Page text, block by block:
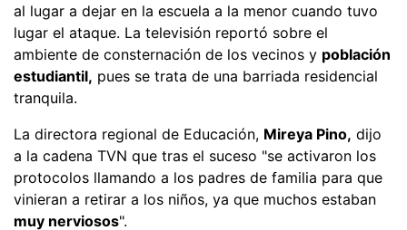
al lugar a dejar en la escuela a la menor cuando tuvo
lugar el ataque. La televisión reportó sobre el
ambiente de consternación de los vecinos y población
estudiantil, pues se trata de una barriada residencial
tranquila.
La directora regional de Educación, Mireya Pino, dijo
a la cadena TVN que tras el suceso "se activaron los
protocolos llamando a los padres de familia para que
vinieran a retirar a los niños, ya que muchos estaban
muy nerviosos".